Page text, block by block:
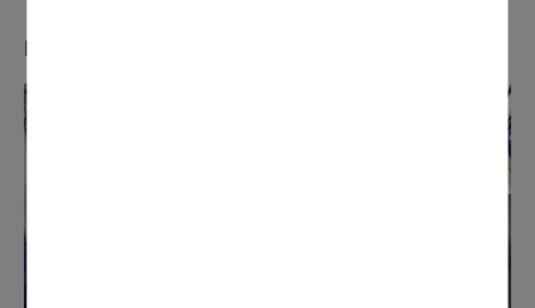
Manon et Sébastien (SMJ)